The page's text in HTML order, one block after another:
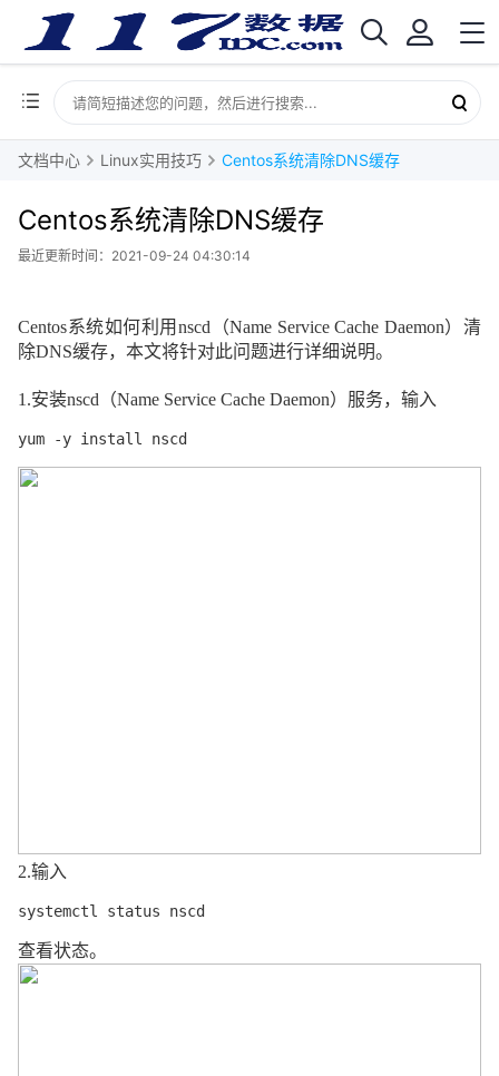
文档中心 Linux实用技巧 Centos系统清除DNS缓存
Centos系统清除DNS缓存
最近更新时间：2021-09-24 04:30:14
Centos系统如何利用 nscd （Name Service Cache Daemon）清
除DNS缓存， 本文将针对此问题进行详细说明。
1.安装nscd （Name Service Cache Daemon） 服务，输入
yum -y install nscd
2.输入
systemctl status nscd
查看状态。